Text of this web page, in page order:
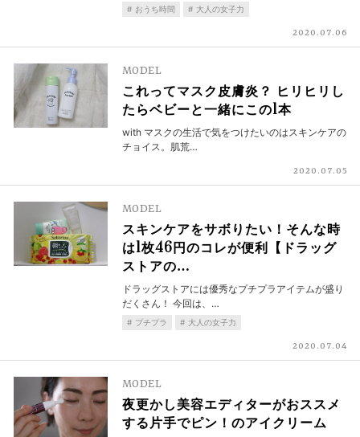
おうち時間 大人の女子力
2020.07.06
MODEL
これってマスク皮膚炎？ ヒリヒリし
たらベビーと一緒にこの1本
with マスクの生活で気をつけたいのはスキンケアの
チョイス。肌荒…
2020.07.05
MODEL
スキンケアをサボりたい！そんな時
は1枚46円のコレが便利【ドラッグ
ストアの…
ドラッグストアには優秀なプチプラアイテムが盛り
だくさん！ 今回は、…
プチプラ 大人の女子力
2020.07.04
MODEL
夜更かし美容エディターがおススメ
する片手でピン！のアイクリーム